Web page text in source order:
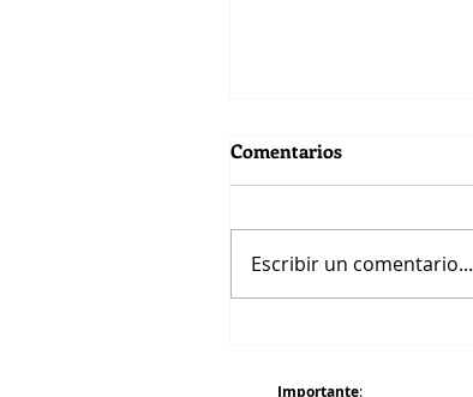
Comentarios
Escribir un comentario...
Importante: